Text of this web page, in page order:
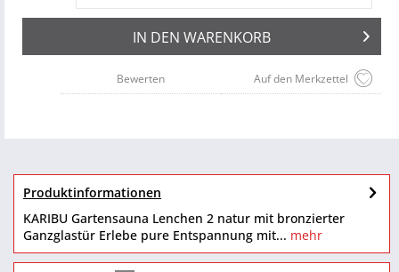
IN DEN WARENKORB
Auf den Merkzettel
Bewerten
Produktinformationen
KARIBU Gartensauna Lenchen 2 natur mit bronzierter
Ganzglastür Erlebe pure Entspannung mit... mehr